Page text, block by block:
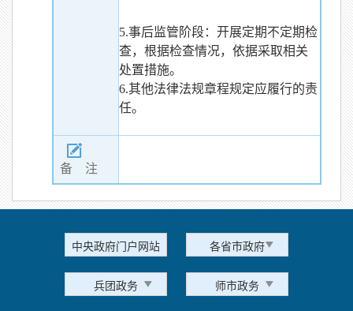
5.事后监管阶段：开展定期不定期检
查，根据检查情况，依据采取相关
处置措施。
6.其他法律法规章程规定应履行的责
任。
备 注
中央政府门户网站 各省市政府
兵团政务 师市政务